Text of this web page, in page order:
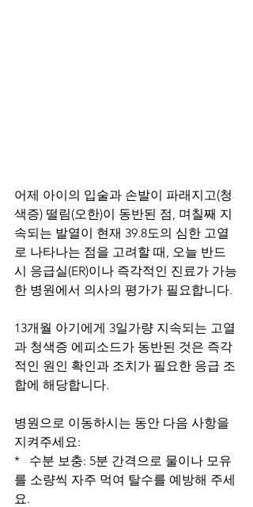
어제 아이의 입술과 손발이 파래지고(청
색증) 떨림(오한)이 동반된 점, 며칠째 지
속되는 발열이 현재 39.8도의 심한 고열
로 나타나는 점을 고려할 때, 오늘 반드
시 응급실(ER)이나 즉각적인 진료가 가능
한 병원에서 의사의 평가가 필요합니다.
13개월 아기에게 3일가량 지속되는 고열
과 청색증 에피소드가 동반된 것은 즉각
적인 원인 확인과 조치가 필요한 응급 조
합에 해당합니다.
병원으로 이동하시는 동안 다음 사항을
지켜주세요:
*   수분 보충: 5분 간격으로 물이나 모유
를 소량씩 자주 먹여 탈수를 예방해 주세
요.